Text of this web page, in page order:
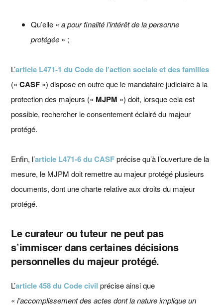
Qu’elle «a pour finalité l’intérêt de la personne
protégée » ;
L’article L471-1 du Code de l’action sociale et des familles
(«CASF ») dispose en outre que le mandataire judiciaire à la
protection des majeurs (« MJPM ») doit, lorsque cela est
possible, rechercher le consentement éclairé du majeur
protégé.
Enfin, l’article L471-6 du CASFprécise qu’à l’ouverture de la
mesure, le MJPM doit remettre au majeur protégé plusieurs
documents, dont une charte relative aux droits du majeur
protégé.
Le curateur ou tuteur ne peut pas
s’immiscer dans certaines décisions
personnelles du majeur protégé.
L’article 458 du Code civil précise ainsi que
«l’accomplissement des actes dont la nature implique un